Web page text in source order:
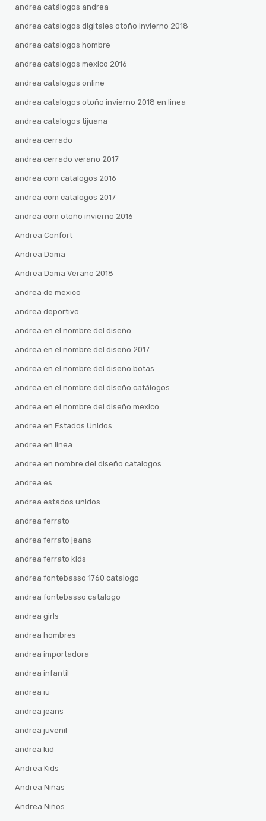
andrea catálogos andrea
andrea catalogos digitales otoño invierno 2018
andrea catalogos hombre
andrea catalogos mexico 2016
andrea catalogos online
andrea catalogos otoño invierno 2018 en linea
andrea catalogos tijuana
andrea cerrado
andrea cerrado verano 2017
andrea com catalogos 2016
andrea com catalogos 2017
andrea com otoño invierno 2016
Andrea Confort
Andrea Dama
Andrea Dama Verano 2018
andrea de mexico
andrea deportivo
andrea en el nombre del diseño
andrea en el nombre del diseño 2017
andrea en el nombre del diseño botas
andrea en el nombre del diseño catálogos
andrea en el nombre del diseño mexico
andrea en Estados Unidos
andrea en linea
andrea en nombre del diseño catalogos
andrea es
andrea estados unidos
andrea ferrato
andrea ferrato jeans
andrea ferrato kids
andrea fontebasso 1760 catalogo
andrea fontebasso catalogo
andrea girls
andrea hombres
andrea importadora
andrea infantil
andrea iu
andrea jeans
andrea juvenil
andrea kid
Andrea Kids
Andrea Niñas
Andrea Niños